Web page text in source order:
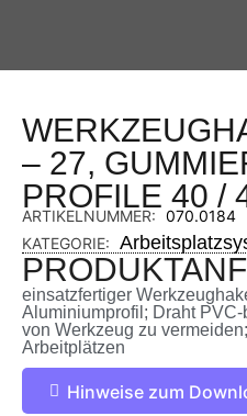
– 27,
PROFILE 40 /
ARTIKELNUMMER: 070.0184
KATEGORIE:
einsatzfertiger
Aluminiumprofil; Draht
von Werkzeug zu
Arbeitplätzen
Hinweise zum